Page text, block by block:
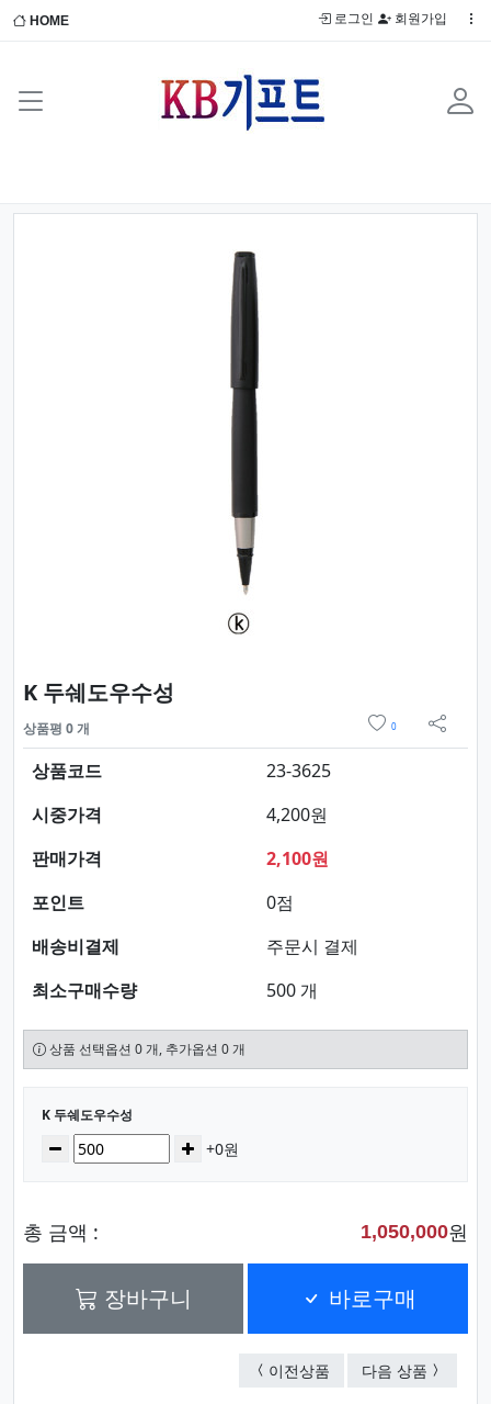
HOME 로그인 회원가입
K 두쉐도우수성
상품평 0 개 0
sns 공
상품코드
23-3625
시중가격
4,200원
판매가격
2,100원
포인트
0점
배송비결제
주문시 결제
최소구매수량
500 개
상품 선택옵션 0 개, 추가옵션 0 개
선택된 옵션
K 두쉐도우수성
수량감소 증가+0원
총 금액 : 1,050,000원
장바구니 바로구매
이전상품 J 두챔피온
다음 상품 L 두벤